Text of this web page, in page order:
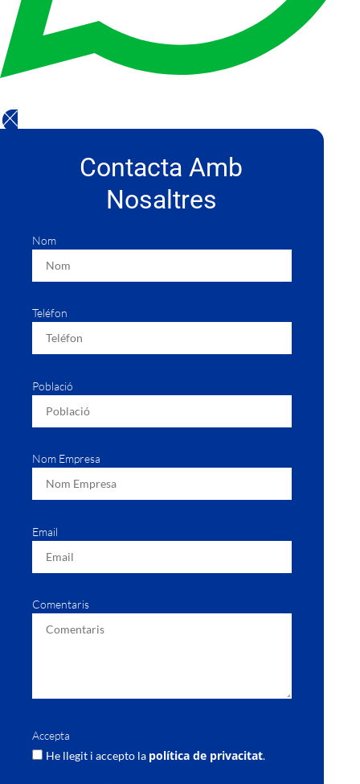
Contacta Amb
Nosaltres
Nom
Teléfon
Població
Nom Empresa
Email
Comentaris
Accepta
He llegit i accepto la política de privacitat.